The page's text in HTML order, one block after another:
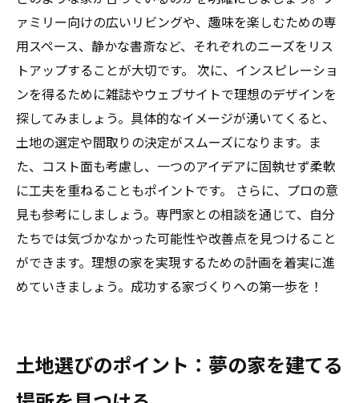
ァミリー向けの広いリビングや、趣味を楽しむための専
用スペース、静かな書斎など、それぞれのニーズをリス
トアップすることが大切です。 次に、インスピレーショ
ンを得るために雑誌やウェブサイトで理想のデザインを
探してみましょう。具体的なイメージが湧いてくると、
土地の選定や間取りの決定がスムーズになります。ま
た、コスト面も考慮し、一つのアイデアに固執せず柔軟
に工夫を重ねることもポイントです。 さらに、プロの意
見も参考にしましょう。専門家との相談を通じて、自分
たちでは気づかなかった可能性や改善点を見つけること
ができます。理想の家を実現するための計画を着実に進
めていきましょう。成功する家づくりへの第一歩を！
土地選びのポイント：夢の家を建てる